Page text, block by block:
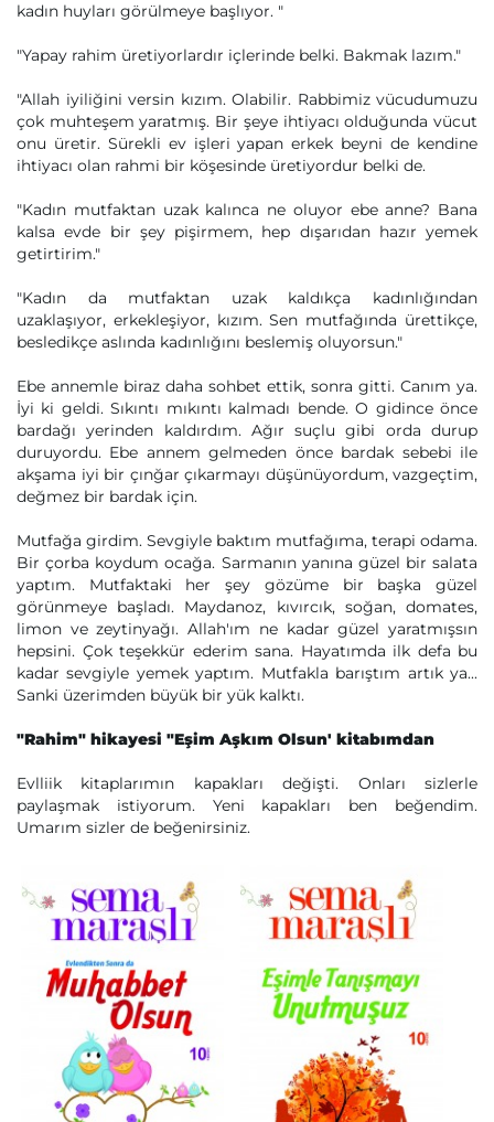
kadın huyları görülmeye başlıyor. "
"Yapay rahim üretiyorlardır içlerinde belki. Bakmak lazım."
"Allah iyiliğini versin kızım. Olabilir. Rabbimiz vücudumuzu
çok muhteşem yaratmış. Bir şeye ihtiyacı olduğunda vücut
onu üretir. Sürekli ev işleri yapan erkek beyni de kendine
ihtiyacı olan rahmi bir köşesinde üretiyordur belki de.
"Kadın mutfaktan uzak kalınca ne oluyor ebe anne? Bana
kalsa evde bir şey pişirmem, hep dışarıdan hazır yemek
getirtirim."
"Kadın da mutfaktan uzak kaldıkça kadınlığından
uzaklaşıyor, erkekleşiyor, kızım. Sen mutfağında ürettikçe,
besledikçe aslında kadınlığını beslemiş oluyorsun."
Ebe annemle biraz daha sohbet ettik, sonra gitti. Canım ya.
İyi ki geldi. Sıkıntı mıkıntı kalmadı bende. O gidince önce
bardağı yerinden kaldırdım. Ağır suçlu gibi orda durup
duruyordu. Ebe annem gelmeden önce bardak sebebi ile
akşama iyi bir çınğar çıkarmayı düşünüyordum, vazgeçtim,
değmez bir bardak için.
Mutfağa girdim. Sevgiyle baktım mutfağıma, terapi odama.
Bir çorba koydum ocağa. Sarmanın yanına güzel bir salata
yaptım. Mutfaktaki her şey gözüme bir başka güzel
görünmeye başladı. Maydanoz, kıvırcık, soğan, domates,
limon ve zeytinyağı. Allah'ım ne kadar güzel yaratmışsın
hepsini. Çok teşekkür ederim sana. Hayatımda ilk defa bu
kadar sevgiyle yemek yaptım. Mutfakla barıştım artık ya...
Sanki üzerimden büyük bir yük kalktı.
"Rahim" hikayesi "Eşim Aşkım Olsun' kitabımdan
Evlliik kitaplarımın kapakları değişti. Onları sizlerle
paylaşmak istiyorum. Yeni kapakları ben beğendim.
Umarım sizler de beğenirsiniz.